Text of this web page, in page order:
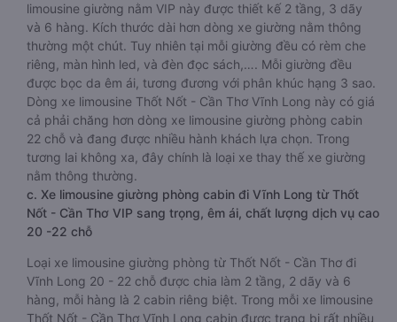
limousine giường nằm VIP này được thiết kế 2 tầng, 3 dãy
và 6 hàng. Kích thước dài hơn dòng xe giường nằm thông
thường một chút. Tuy nhiên tại mỗi giường đều có rèm che
riêng, màn hình led, và đèn đọc sách,…. Mỗi giường đều
được bọc da êm ái, tương đương với phân khúc hạng 3 sao.
Dòng xe limousine Thốt Nốt - Cần Thơ Vĩnh Long này có giá
cả phải chăng hơn dòng xe limousine giường phòng cabin
22 chỗ và đang được nhiều hành khách lựa chọn. Trong
tương lai không xa, đây chính là loại xe thay thế xe giường
nằm thông thường.
c. Xe limousine giường phòng cabin đi Vĩnh Long từ Thốt
Nốt - Cần Thơ VIP sang trọng, êm ái, chất lượng dịch vụ cao
20 -22 chỗ
Loại xe limousine giường phòng từ Thốt Nốt - Cần Thơ đi
Vĩnh Long 20 - 22 chỗ được chia làm 2 tầng, 2 dãy và 6
hàng, mỗi hàng là 2 cabin riêng biệt. Trong mỗi xe limousine
Thốt Nốt - Cần Thơ Vĩnh Long cabin được trang bị rất nhiều